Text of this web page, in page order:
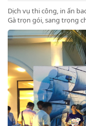
Dịch vụ thi công, in ấn
Gà trọn gói, sang trọng
đúng tiến độ. Gọi ngay!